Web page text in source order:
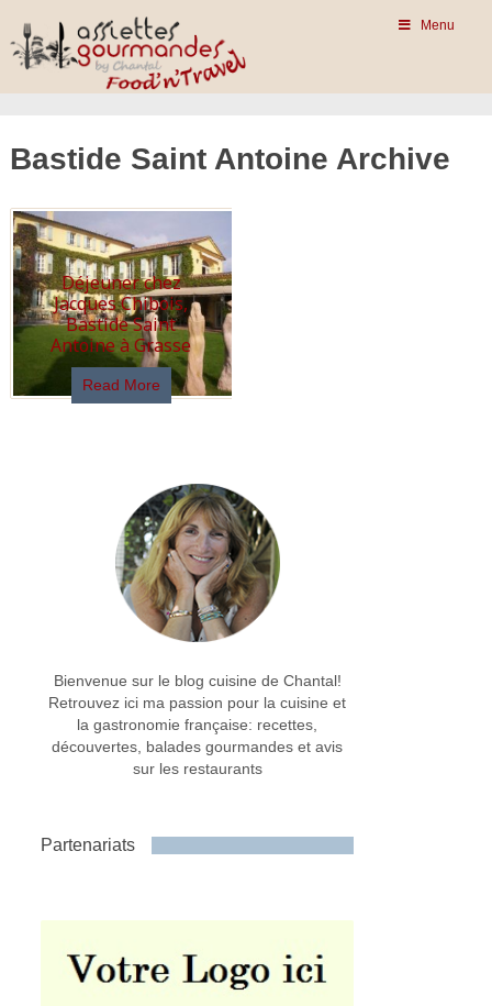
Menu
Bastide Saint Antoine Archive
Déjeuner chez
Jacques Chibois,
Bastide Saint
Antoine à Grasse
Read More
Bienvenue sur le blog cuisine de Chantal!
Retrouvez ici ma passion pour la cuisine et
la gastronomie française: recettes,
découvertes, balades gourmandes et avis
sur les restaurants
Partenariats